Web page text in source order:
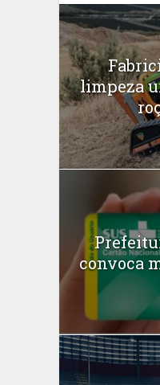
limpeza
convoca